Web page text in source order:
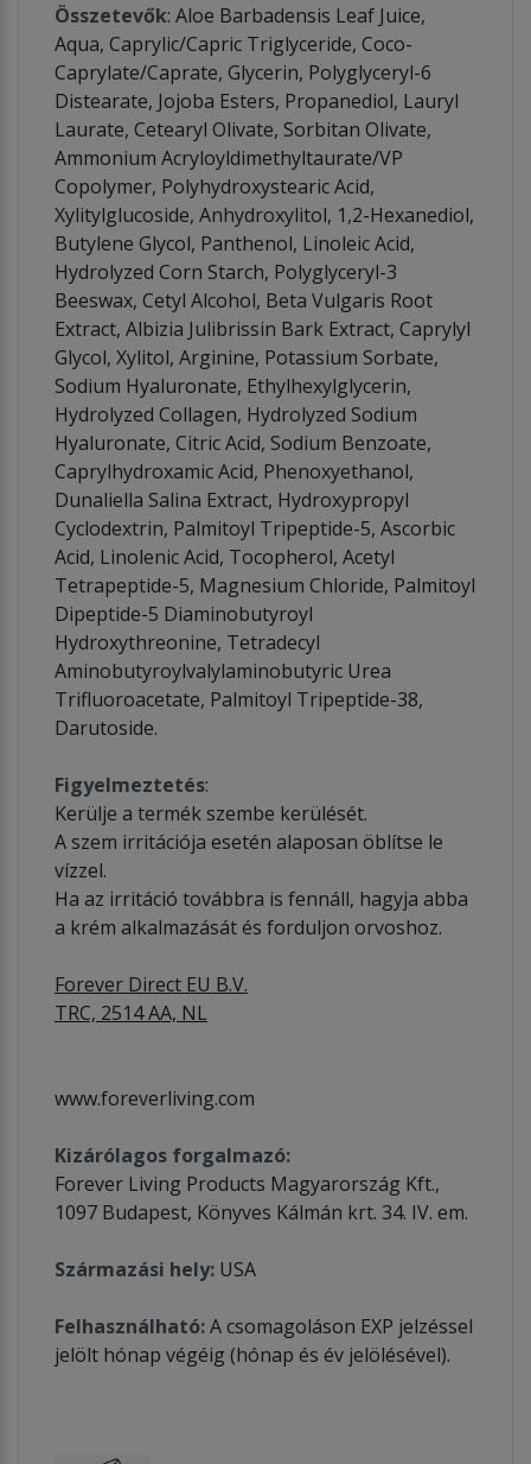
Összetevők: Aloe Barbadensis Leaf Juice,
Aqua, Caprylic/Capric Triglyceride, Coco-
Caprylate/Caprate, Glycerin, Polyglyceryl-6
Distearate, Jojoba Esters, Propanediol, Lauryl
Laurate, Cetearyl Olivate, Sorbitan Olivate,
Ammonium Acryloyldimethyltaurate/VP
Copolymer, Polyhydroxystearic Acid,
Xylitylglucoside, Anhydroxylitol, 1,2-Hexanediol,
Butylene Glycol, Panthenol, Linoleic Acid,
Hydrolyzed Corn Starch, Polyglyceryl-3
Beeswax, Cetyl Alcohol, Beta Vulgaris Root
Extract, Albizia Julibrissin Bark Extract, Caprylyl
Glycol, Xylitol, Arginine, Potassium Sorbate,
Sodium Hyaluronate, Ethylhexylglycerin,
Hydrolyzed Collagen, Hydrolyzed Sodium
Hyaluronate, Citric Acid, Sodium Benzoate,
Caprylhydroxamic Acid, Phenoxyethanol,
Dunaliella Salina Extract, Hydroxypropyl
Cyclodextrin, Palmitoyl Tripeptide-5, Ascorbic
Acid, Linolenic Acid, Tocopherol, Acetyl
Tetrapeptide-5, Magnesium Chloride, Palmitoyl
Dipeptide-5 Diaminobutyroyl
Hydroxythreonine, Tetradecyl
Aminobutyroylvalylaminobutyric Urea
Trifluoroacetate, Palmitoyl Tripeptide-38,
Darutoside.
Figyelmeztetés:
Kerülje a termék szembe kerülését.
A szem irritációja esetén alaposan öblítse le
vízzel.
Ha az irritáció továbbra is fennáll, hagyja abba
a krém alkalmazását és forduljon orvoshoz.
Forever Direct EU B.V.
TRC, 2514 AA, NL
www.foreverliving.com
Kizárólagos forgalmazó:
Forever Living Products Magyarország Kft.,
1097 Budapest, Könyves Kálmán krt. 34. IV. em.
Származási hely: USA
Felhasználható:A csomagoláson EXP jelzéssel
jelölt hónap végéig (hónap és év jelölésével).